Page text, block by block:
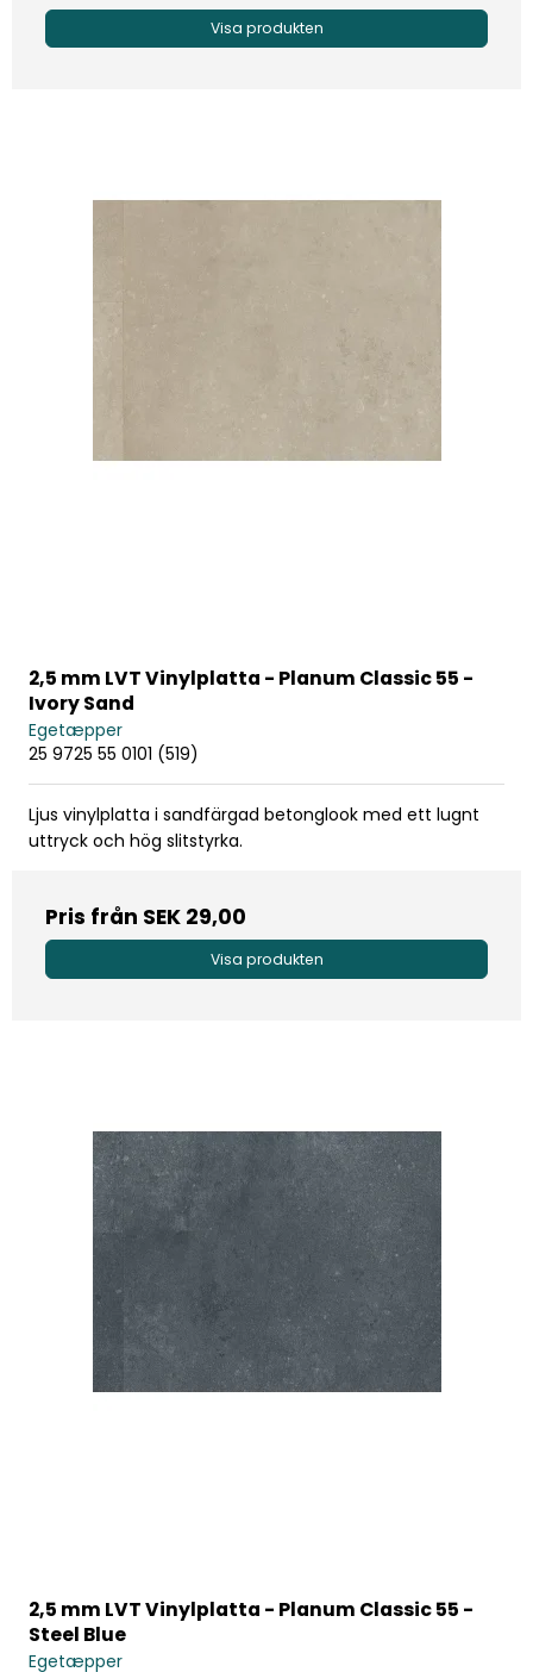
Visa produkten
2,5 mm LVT Vinylplatta - Planum Classic 55 -
Ivory Sand
Egetæpper
25 9725 55 0101 (519)
Ljus vinylplatta i sandfärgad betonglook med ett lugnt
uttryck och hög slitstyrka.
Pris från SEK 29,00
Visa produkten
2,5 mm LVT Vinylplatta - Planum Classic 55 -
Steel Blue
Egetæpper